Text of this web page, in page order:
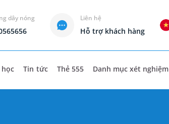
dây nóng Liên hệ
Hỗ trợ khách hàng
Tin tức Thẻ 555 Danh mục xét nghiệm